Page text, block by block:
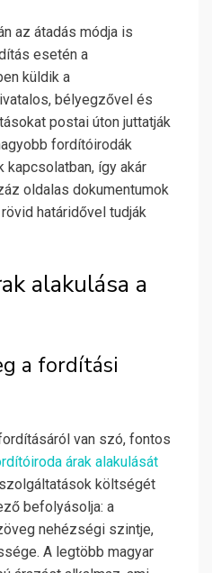
az átadás módja is
esetén a
küldik a
bélyegzővel és
postai úton juttatják
fordítóirodák
így akár
oldalas dokumentumok
határidővel tudják
alakulása a
a fordítási
van szó, fontos
árak alakulását
költségét
befolyásolja: a
nehézségi szintje,
A legtöbb magyar